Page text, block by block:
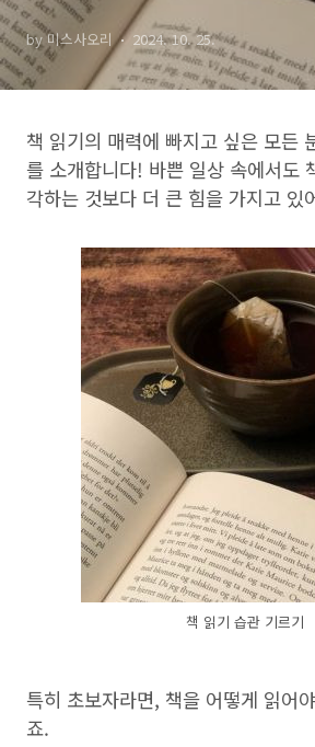
by 미스사오리 2024. 10. 25.
책 읽기의 매력에 빠지고 싶은 모든
를 소개합니다! 바쁜 일상 속에서도
각하는 것보다 더 큰 힘을 가지고 있
책 읽기 습관 기르기
특히 초보자라면, 책을 어떻게 읽어
죠.